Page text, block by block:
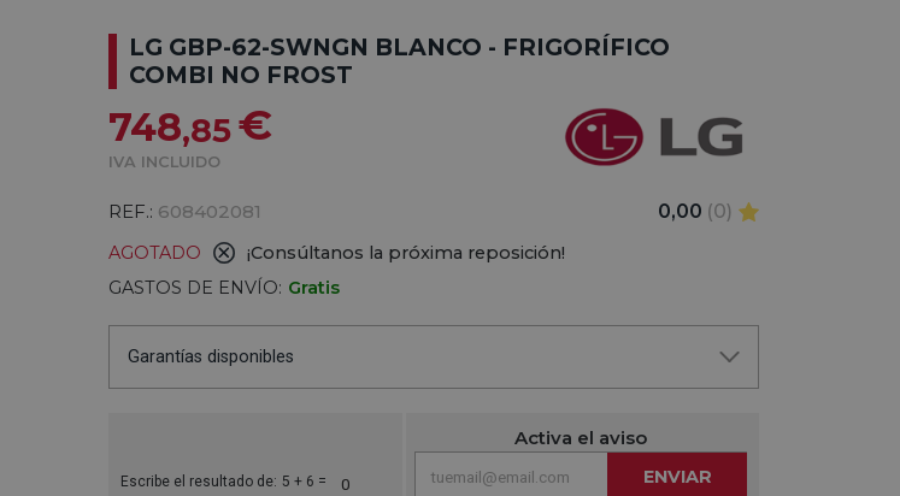
LG GBP-62-SWNGN BLANCO - FRIGORÍFICO
COMBI NO FROST
748,85€
IVA INCLUIDO
REF.: 608402081 0,00 (0)
AGOTADO
¡Consúltanos la próxima reposición!
GASTOS DE ENVÍO: Gratis
Garantías disponibles
Escribe el resultado de: 5 + 6 =
Activa el aviso
ENVIAR